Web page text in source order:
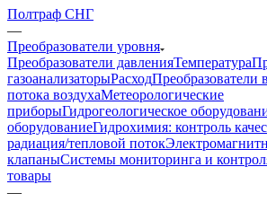
Полтраф СНГ
—
Преобразователи уровня
Преобразователи давленияТемпература
газоанализаторыРасходПреобразователи
потока воздухаМетеорологические
приборыГидрогеологическое
оборудованиеГидрохимия: контроль
радиация/тепловой поток
клапаныСистемы мониторинга и
товары
—